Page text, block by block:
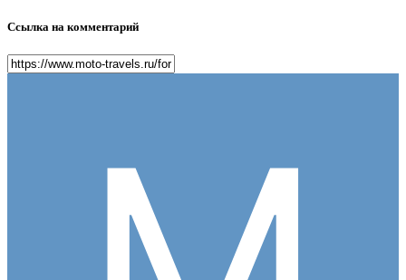
Ссылка на комментарий